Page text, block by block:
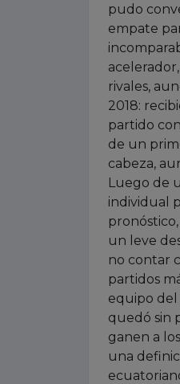
pudo
empate
rivales,
2018:
partido
de un
cabeza,
Luego de
individual
un leve
no contar
partidos
equipo del
quedó sin
ganen a
una